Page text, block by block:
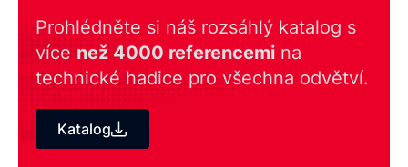
Prohlédněte si náš rozsáhlý katalog s
více než 4000 referencemi na
technické hadice pro všechna odvětví.
Katalog